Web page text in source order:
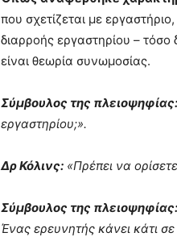
που σχετίζεται με εργαστήριο,
διαρροής εργαστηρίου – τόσο
είναι θεωρία συνωμοσίας.
Σύμβουλος της πλειοψηφίας:
εργαστηρίου;».
Δρ Κόλινς: «Πρέπει να
Σύμβουλος της πλειοψηφίας:
Ένας ερευνητής κάνει κάτι